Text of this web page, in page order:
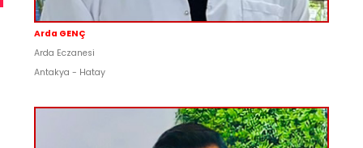
Arda GENÇ
Arda Eczanesi
Antakya - Hatay